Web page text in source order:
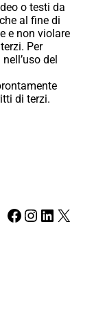
o testi da
al fine di
e non violare
Per
del
di terzi.
Facebook Instagram LinkedIn X